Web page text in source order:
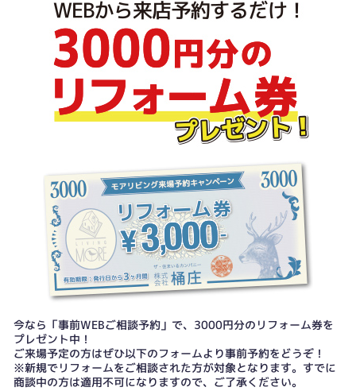
今なら「事前WEBご相談予約」で、3000円分のリフォーム券を
プレゼント中！
ご来場予定の方はぜひ以下のフォームより事前予約をどうぞ！
※新規でリフォームをご相談された方が対象となります。すでに
商談中の方は適用不可になりますので、ご了承ください。